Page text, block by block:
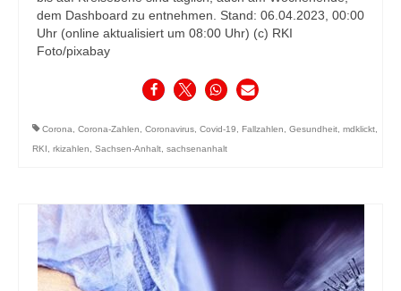
dem Dashboard zu entnehmen. Stand: 06.04.2023, 00:00
Uhr (online aktualisiert um 08:00 Uhr) (c) RKI
Foto/pixabay
Corona, Corona-Zahlen, Coronavirus, Covid-19, Fallzahlen, Gesundheit, mdklickt,
RKI , rkizahlen, Sachsen-Anhalt, sachsenanhalt